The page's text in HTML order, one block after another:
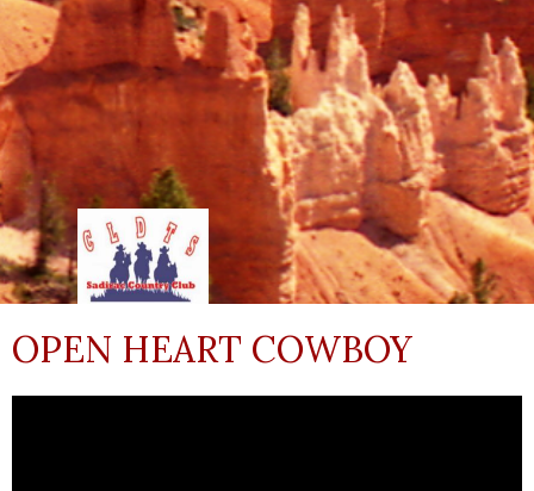
OPEN HEART COWBOY